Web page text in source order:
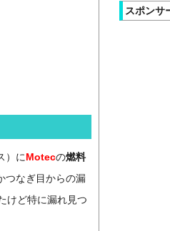
）にMotecの燃料
つなぎ目からの漏
けど特に漏れ見つ
スポンサ